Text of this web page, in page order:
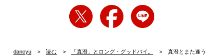
dancyu 読む 「真澄」とロング・グッドバイ。
真澄とまた逢う